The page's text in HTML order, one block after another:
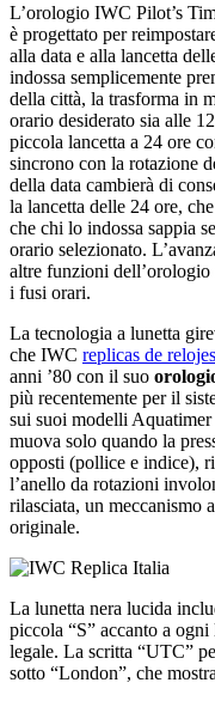
L’orologio IWC Pilot’s
è progettato per
alla data e alla lancetta
indossa semplicemente
della città, la trasforma in
orario desiderato sia alle
piccola lancetta a 24 ore
sincrono con la rotazione
della data cambierà di
la lancetta delle 24 ore,
che chi lo indossa sappia
orario selezionato.
altre funzioni dell’orologio
i fusi orari.
La tecnologia a lunetta
che IWC replicas de relojes
anni ’80 con il suo
più recentemente per il
sui suoi modelli
muova solo quando la
opposti (pollice e indice),
l’anello da rotazioni
rilasciata, un meccanismo
originale.
La lunetta nera lucida
piccola “S” accanto a
legale. La scritta “UTC”
sotto “London”, che